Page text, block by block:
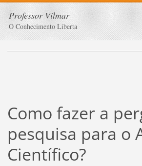
Professor Vilmar
O Conhecimento Liberta
Como fazer a
pesquisa para o
Científico?